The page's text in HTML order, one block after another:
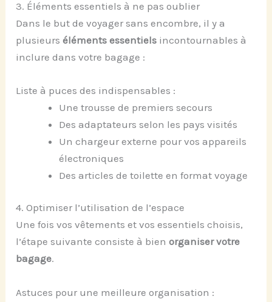
3. Éléments essentiels à ne pas oublier
Dans le but de voyager sans encombre, il y a
plusieurséléments essentiels incontournables à
inclure dans votre bagage :
Liste à puces des indispensables :
Une trousse de premiers secours
Des adaptateurs selon les pays visités
Un chargeur externe pour vos appareils
électroniques
Des articles de toilette en format voyage
4. Optimiser l’utilisation de l’espace
Une fois vos vêtements et vos essentiels choisis,
l’étape suivante consiste à bienorganiser votre
bagage.
Astuces pour une meilleure organisation :